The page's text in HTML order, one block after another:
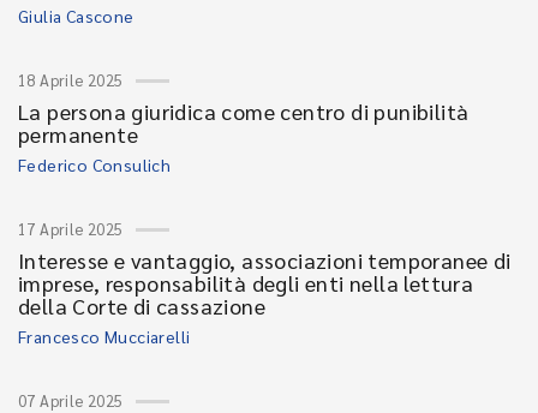
Giulia Cascone
18 Aprile 2025
La persona giuridica come centro di punibilità
permanente
Federico Consulich
17 Aprile 2025
Interesse e vantaggio, associazioni temporanee di
imprese, responsabilità degli enti nella lettura
della Corte di cassazione
Francesco Mucciarelli
07 Aprile 2025